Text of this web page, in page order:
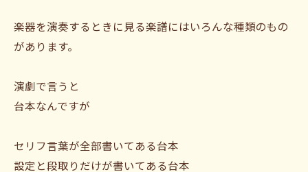
楽器を演奏するときに見る楽譜にはいろんな種類のもの
があります。
演劇で言うと
台本なんですが
セリフ言葉が全部書いてある台本
設定と段取りだけが書いてある台本